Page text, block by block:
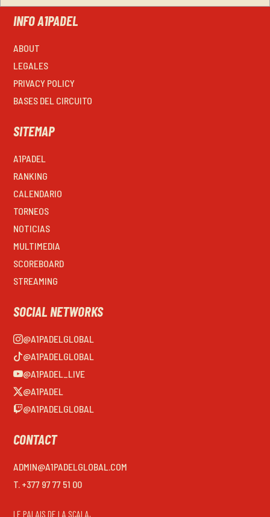
INFO A1PADEL
ABOUT
LEGALES
PRIVACY POLICY
BASES DEL CIRCUITO
SITEMAP
A1PADEL
RANKING
CALENDARIO
TORNEOS
NOTICIAS
MULTIMEDIA
SCOREBOARD
STREAMING
SOCIAL NETWORKS
@A1PADELGLOBAL
@A1PADELGLOBAL
@A1PADEL_LIVE
@A1PADEL
@A1PADELGLOBAL
CONTACT
ADMIN@A1PADELGLOBAL.COM
T. +377 97 77 51 00
LE PALAIS DE LA SCALA,